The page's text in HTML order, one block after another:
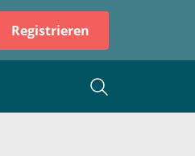
Registrieren